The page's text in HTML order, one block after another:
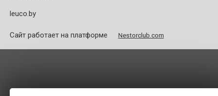
leuco.by
Сайт работает на платформе Nestorclub.com